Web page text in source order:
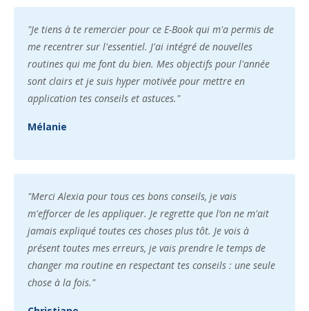
"Je tiens à te remercier pour ce E-Book qui m'a permis de
me recentrer sur l'essentiel. J'ai intégré de nouvelles
routines qui me font du bien. Mes objectifs pour l'année
sont clairs et je suis hyper motivée pour mettre en
application tes conseils et astuces."
Mélanie
"Merci Alexia pour tous ces bons conseils, je vais
m'efforcer de les appliquer. Je regrette que l’on ne m'ait
jamais expliqué toutes ces choses plus tôt. Je vois à
présent toutes mes erreurs, je vais prendre le temps de
changer ma routine en respectant tes conseils : une seule
chose à la fois."